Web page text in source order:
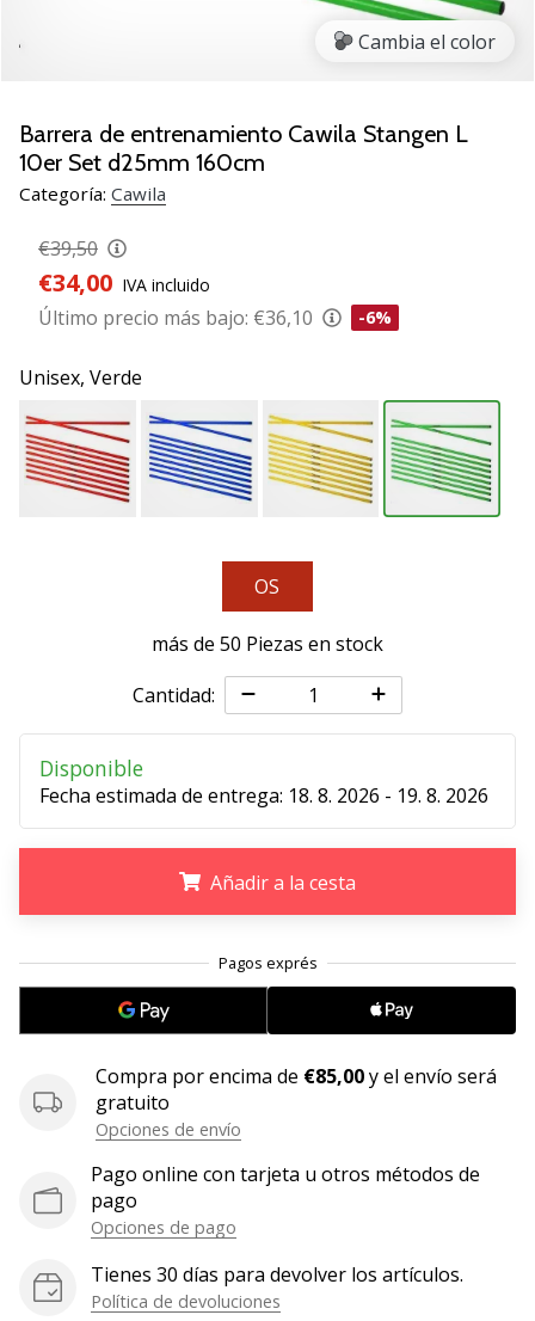
Navidad
para
jugadores
de
¡Nuestros
consejos
te
ayudarán
elegir
el
regalo
perfecto!
Encuentra…
¿Te
queremos
nuestro
Mostrar
todos
artículos
Cambia el color
Barrera de entrenamiento Cawila Stangen L
10er Set d25mm 160cm
Categoría: Cawila
€39,50
€34,00 IVA incluido
Último precio más bajo: €36,10 -6%
Unisex, Verde
OS
más de 50 Piezas en stock
Cantidad:
Disponible
Fecha estimada de entrega: 18. 8. 2026 - 19. 8. 2026
Añadir a la cesta
Compra por encima de €85,00y el envío será
gratuito
Opciones de envío
Pago online con tarjeta u otros métodos de
pago
Opciones de pago
Tienes 30 días para devolver los artículos.
Política de devoluciones